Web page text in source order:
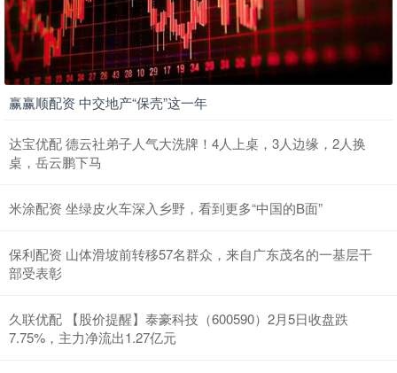
赢赢顺配资 中交地产“保壳”这一年
达宝优配 德云社弟子人气大洗牌！4人上桌，3人边缘，2人换
桌，岳云鹏下马
米涂配资 坐绿皮火车深入乡野，看到更多“中国的B面”
保利配资 山体滑坡前转移57名群众，来自广东茂名的一基层干
部受表彰
久联优配 【股价提醒】泰豪科技（600590）2月5日收盘跌
7.75%，主力净流出1.27亿元